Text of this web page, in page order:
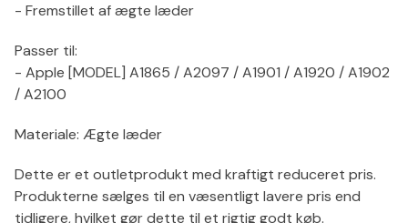
- Fremstillet af ægte læder
Passer til:
- Apple [MODEL] A1865 / A2097 / A1901 / A1920 / A1902
/ A2100
Materiale: Ægte læder
Dette er et outletprodukt med kraftigt reduceret pris.
Produkterne sælges til en væsentligt lavere pris end
tidligere, hvilket gør dette til et rigtig godt køb.